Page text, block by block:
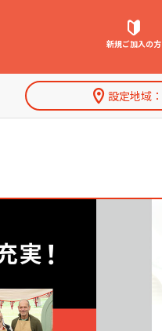
新規ご加入の方
ウェブメール
設定地域：
海外ドラマ
アニメ・キッズ
ネット動画